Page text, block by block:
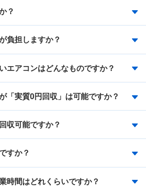
？
負担しますか？
エアコンはどんなものですか？
「実質0円回収」は可能ですか？
収可能ですか？
すか？
時間はどれくらいですか？